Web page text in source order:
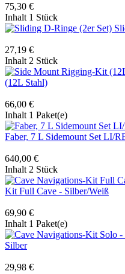
75,30 €
Inhalt 1 Stück
27,19 €
Inhalt 2 Stück
(12L Stahl)
66,00 €
Inhalt 1 Paket(e)
Faber, 7 L Sidemount Set LI/
640,00 €
Inhalt 2 Stück
Kit Full Cave - Silber/Weiß
69,90 €
Inhalt 1 Paket(e)
Silber
29,98 €